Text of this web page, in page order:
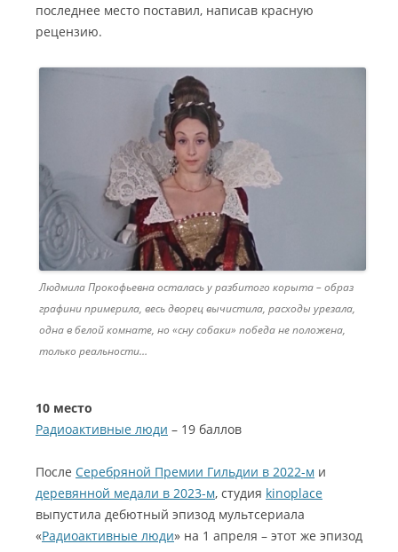
последнее место поставил, написав красную
рецензию.
Людмила Прокофьевна осталась у разбитого корыта – образ
графини примерила, весь дворец вычистила, расходы урезала,
одна в белой комнате, но «сну собаки» победа не положена,
только реальности…
10 место
Радиоактивные люди – 19 баллов
После Серебряной Премии Гильдии в 2022-м и
деревянной медали в 2023-м, студия kinoplace
выпустила дебютный эпизод мультсериала
«Радиоактивные люди» на 1 апреля – этот же эпизод